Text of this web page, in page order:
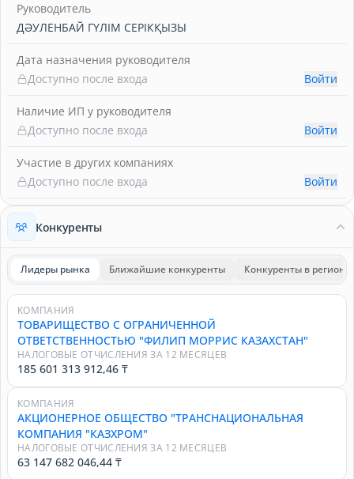
Руководитель
ДӘУЛЕНБАЙ ГҮЛІМ СЕРІКҚЫЗЫ
Дата назначения руководителя
Доступно после входа
Войти
Наличие ИП у руководителя
Доступно после входа
Войти
Участие в других компаниях
Доступно после входа
Войти
Конкуренты
Лидеры рынка Ближайшие конкуренты Конкуренты в регионе
КОМПАНИЯ
ТОВАРИЩЕСТВО С ОГРАНИЧЕННОЙ
ОТВЕТСТВЕННОСТЬЮ "ФИЛИП МОРРИС КАЗАХСТАН"
НАЛОГОВЫЕ ОТЧИСЛЕНИЯ ЗА 12 МЕСЯЦЕВ
185 601 313 912,46 ₸
КОМПАНИЯ
АКЦИОНЕРНОЕ ОБЩЕСТВО "ТРАНСНАЦИОНАЛЬНАЯ
КОМПАНИЯ "КАЗХРОМ"
НАЛОГОВЫЕ ОТЧИСЛЕНИЯ ЗА 12 МЕСЯЦЕВ
63 147 682 046,44 ₸